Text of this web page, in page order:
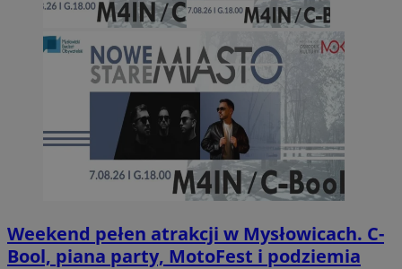
Weekend pełen atrakcji w Mysłowicach. C-
Bool, piana party, MotoFest i podziemia